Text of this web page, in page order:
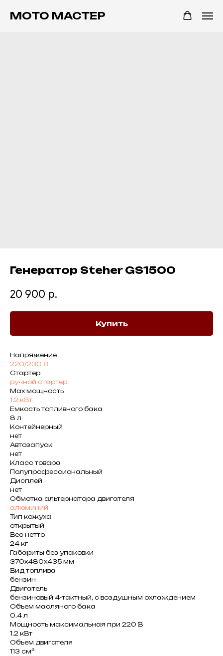
Генератор Steher GS1500
20 900 р.
Купить
Напряжение
220/230 В
Стартер
ручной стартер
Max мощность
1.2 кВт
Емкость топливного бака
8 л
Контейнерный
нет
Автозапуск
нет
Класс товара
Полупрофессиональный
Дисплей
нет
Обмотка альтернатора двигателя
алюминий
Тип кожуха
открытый
Вес нетто
24 кг
Габариты без упаковки
370х480х435 мм
Вид топлива
бензин
Двигатель
бен­зи­но­вый 4-­такт­ный, с воз­душ­ным охла­жде­ни­ем
Объем масляного бака
0.4 л
Мощность максимальная при 220 В
1.2 кВт
Объем двигателя
113 см³
МОТО МАСТЕР